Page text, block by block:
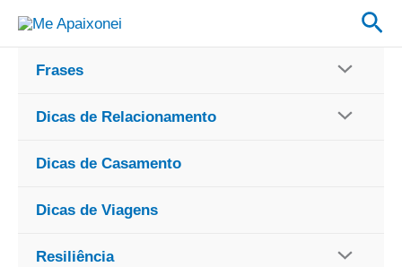
para
Frases
Dicas de Relacionamento
Dicas de Casamento
Dicas de Viagens
Resiliência